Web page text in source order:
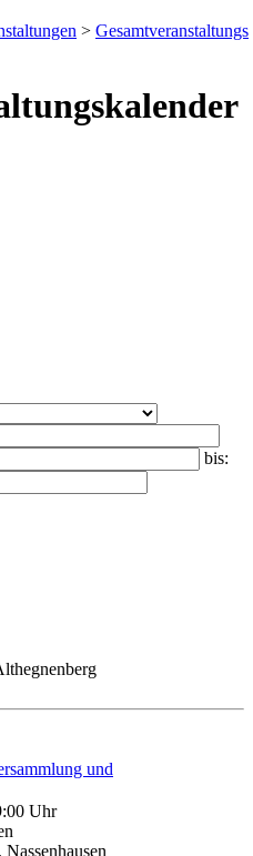
> Gesamtveranstaltungs
bis:
und
Uhr